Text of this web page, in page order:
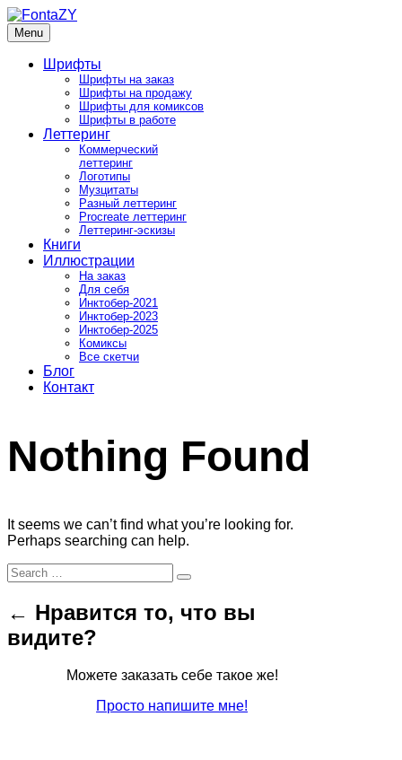
Skip
to
content
FontaZY
Fonts and pictures by Zakhar Yaschin
Menu
Шрифты
Шрифты на заказ
Шрифты на продажу
Шрифты для комиксов
Шрифты в работе
Леттеринг
Коммерческий
леттеринг
Логотипы
Музцитаты
Разный леттеринг
Procreate леттеринг
Леттеринг-эскизы
Книги
Иллюстрации
На заказ
Для себя
Инктобер-2021
Инктобер-2023
Инктобер-2025
Комиксы
Все скетчи
Блог
Контакт
Nothing Found
It seems we can’t find what you’re looking for.
Perhaps searching can help.
Search
for:
Search
← Нравится то, что вы
видите?
Можете заказать себе такое же!
Просто напишите мне!